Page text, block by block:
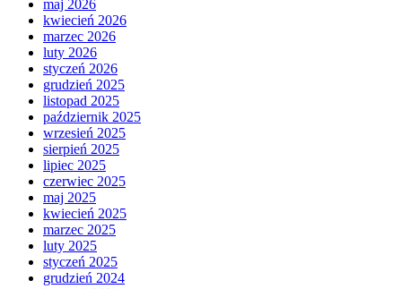
maj 2026
kwiecień 2026
marzec 2026
luty 2026
styczeń 2026
grudzień 2025
listopad 2025
październik 2025
wrzesień 2025
sierpień 2025
lipiec 2025
czerwiec 2025
maj 2025
kwiecień 2025
marzec 2025
luty 2025
styczeń 2025
grudzień 2024